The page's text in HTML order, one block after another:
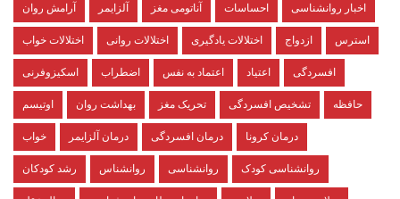
آرامش روان آلزایمر آناتومی مغز احساسات اخبار روانشناسی
اختلالات خواب اختلالات روانی اختلالات یادگیری ازدواج استرس
اسکیزوفرنی اضطراب اعتماد به نفس اعتیاد افسردگی
اوتیسم بهداشت روان تحریک مغز تشخیص افسردگی حافظه
خواب درمان آلزایمر درمان افسردگی درمان کرونا
رشد کودکان روانشناس روانشناسی روانشناسی کودک